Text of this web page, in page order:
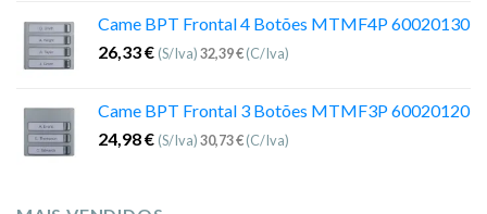
Came BPT Frontal 4 Botões MTMF4P 60020130
26,33€ (S/Iva)32,39€(C/Iva)
Came BPT Frontal 3 Botões MTMF3P 60020120
24,98€ (S/Iva)30,73€(C/Iva)